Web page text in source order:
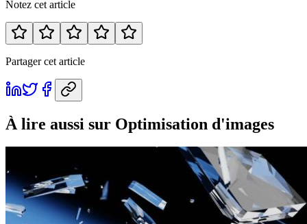
Notez cet article
Partager cet article
À lire aussi sur Optimisation d'images